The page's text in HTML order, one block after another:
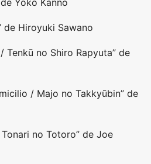
Yoko Kanno
de Hiroyuki Sawano
Tenkū no Shiro Rapyuta” de
/ Majo no Takkyūbin” de
no Totoro” de Joe